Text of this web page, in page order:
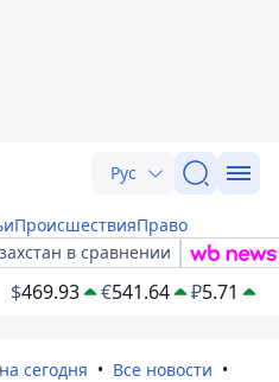
Рус
ПроисшествияПраво
в сравнении
$469.93 €541.64 ₽5.71
сегодня
Все новости